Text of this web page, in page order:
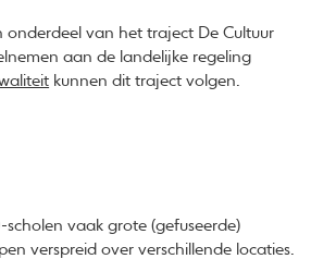
onderdeel van het traject De Cultuur
aan de landelijke regeling
kunnen dit traject volgen.
vaak grote (gefuseerde)
verspreid over verschillende locaties.